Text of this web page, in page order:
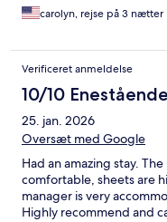
carolyn, rejse på 3 nætter
Verificeret anmeldelse
10/10 Enestående
25. jan. 2026
Oversæt med Google
Had an amazing stay.
comfortable, sheets are
manager is very
Highly recommend and